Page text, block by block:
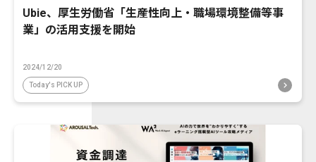
Ubie、厚生労働省「生産性向上・職場環境整備等事
業」の活用支援を開始
2024/12/20
Today's PICK UP